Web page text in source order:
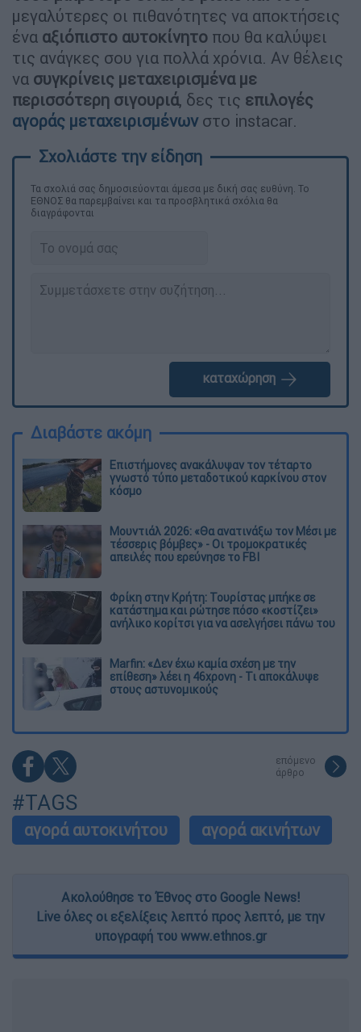
μεγαλύτερες οι πιθανότητες να αποκτήσεις
ένα αξιόπιστο αυτοκίνητο που θα καλύψει
τις ανάγκες σου για πολλά χρόνια. Αν θέλεις
να συγκρίνεις μεταχειρισμένα με
περισσότερη σιγουριά, δες τις επιλογές
αγοράς μεταχειρισμένωνστο instacar.
Τα σχολιά σας δημοσιεύονται άμεσα με δική σας ευθύνη. Το
ΕΘΝΟΣ θα παρεμβαίνει και τα προσβλητικά σχόλια θα
διαγράφονται
καταχώρηση
Διαβάστε ακόμη
Επιστήμονες ανακάλυψαν τον τέταρτο
γνωστό τύπο μεταδοτικού καρκίνου στον
κόσμο
Μουντιάλ 2026: «Θα ανατινάξω τον Μέσι με
τέσσερις βόμβες» - Οι τρομοκρατικές
απειλές που ερεύνησε το FBI
Φρίκη στην Κρήτη: Τουρίστας μπήκε σε
κατάστημα και ρώτησε πόσο «κοστίζει»
ανήλικο κορίτσι για να ασελγήσει πάνω του
Marfin: «Δεν έχω καμία σχέση με την
επίθεση» λέει η 46χρονη - Τι αποκάλυψε
στους αστυνομικούς
επόμενο
άρθρο
#TAGS
αγορά αυτοκινήτου αγορά ακινήτων
Ακολούθησε το Έθνος στο Google News!
Live όλες οι εξελίξεις λεπτό προς λεπτό, με την
υπογραφή του www.ethnos.gr